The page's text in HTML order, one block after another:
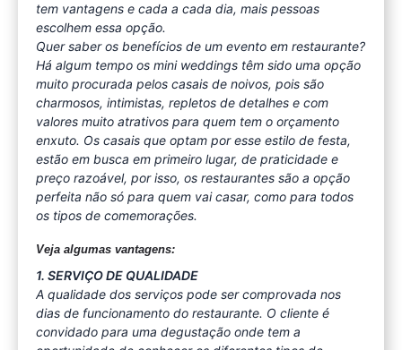
tem vantagens e cada a cada dia, mais pessoas
escolhem essa opção.
Quer saber os benefícios de um evento em restaurante?
Há algum tempo os mini weddings têm sido uma opção
muito procurada pelos casais de noivos, pois são
charmosos, intimistas, repletos de detalhes e com
valores muito atrativos para quem tem o orçamento
enxuto. Os casais que optam por esse estilo de festa,
estão em busca em primeiro lugar, de praticidade e
preço razoável, por isso, os restaurantes são a opção
perfeita não só para quem vai casar, como para todos
os tipos de comemorações.
Veja algumas vantagens:
1. SERVIÇO DE QUALIDADE
A qualidade dos serviços pode ser comprovada nos
dias de funcionamento do restaurante. O cliente é
convidado para uma degustação onde tem a